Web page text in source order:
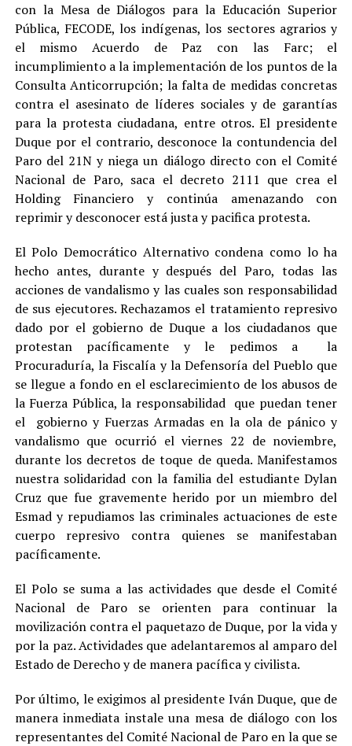
con la Mesa de Diálogos para la Educación Superior
Pública, FECODE, los indígenas, los sectores agrarios y
el mismo Acuerdo de Paz con las Farc; el
incumplimiento a la implementación de los puntos de la
Consulta Anticorrupción; la falta de medidas concretas
contra el asesinato de líderes sociales y de garantías
para la protesta ciudadana, entre otros. El presidente
Duque por el contrario, desconoce la contundencia del
Paro del 21N y niega un diálogo directo con el Comité
Nacional de Paro, saca el decreto 2111 que crea el
Holding Financiero y continúa amenazando con
reprimir y desconocer está justa y pacifica protesta.
El Polo Democrático Alternativo condena como lo ha
hecho antes, durante y después del Paro, todas las
acciones de vandalismo y las cuales son responsabilidad
de sus ejecutores. Rechazamos el tratamiento represivo
dado por el gobierno de Duque a los ciudadanos que
protestan pacíficamente y le pedimos a la
Procuraduría, la Fiscalía y la Defensoría del Pueblo que
se llegue a fondo en el esclarecimiento de los abusos de
la Fuerza Pública, la responsabilidad que puedan tener
el gobierno y Fuerzas Armadas en la ola de pánico y
vandalismo que ocurrió el viernes 22 de noviembre,
durante los decretos de toque de queda. Manifestamos
nuestra solidaridad con la familia del estudiante Dylan
Cruz que fue gravemente herido por un miembro del
Esmad y repudiamos las criminales actuaciones de este
cuerpo represivo contra quienes se manifestaban
pacíficamente.
El Polo se suma a las actividades que desde el Comité
Nacional de Paro se orienten para continuar la
movilización contra el paquetazo de Duque, por la vida y
por la paz. Actividades que adelantaremos al amparo del
Estado de Derecho y de manera pacífica y civilista.
Por último, le exigimos al presidente Iván Duque, que de
manera inmediata instale una mesa de diálogo con los
representantes del Comité Nacional de Paro en la que se